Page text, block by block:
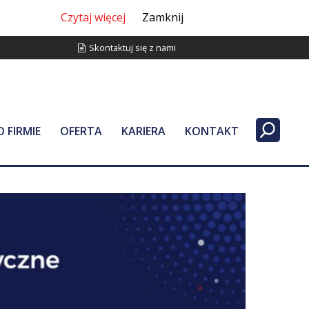
Czytaj więcej Zamknij
Skontaktuj się z nami
FIRMIE OFERTA KARIERA KONTAKT